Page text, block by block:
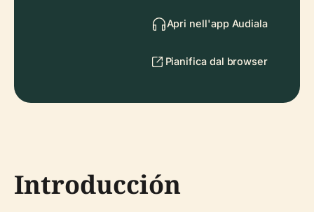
Apri nell'app Audiala
Pianifica dal browser
Introducción